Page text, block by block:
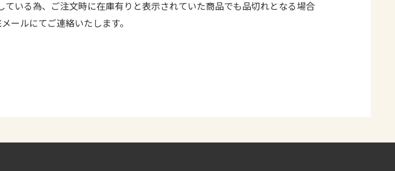
ている為、ご注文時に在庫有りと表示されていた商品でも品切れとなる場合
ールにてご連絡いたします。